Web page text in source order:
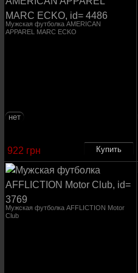
Мужская футболка AMERICAN
APPAREL MARC ECKO
нет
922 грн
Мужская футболка AFFLICTION Motor
Club